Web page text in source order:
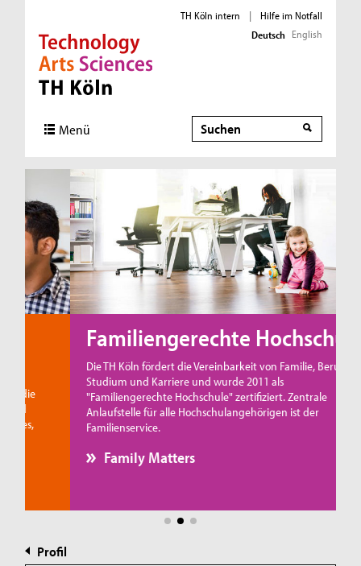
Direkt zur Hauptnavigation
Direkt zur Subnavigation
Direkt zum Inhalt
Direkt zum Fußbereich
TH Köln intern |
Hilfe im Notfall
Deutsch English
Menü Suche
Familiengerechte Hochschule
Die TH Köln fördert die Vereinbarkeit von Familie, Beruf,
Studium und Karriere und wurde 2011 als
"Familiengerechte Hochschule" zertifiziert. Zentrale
Anlaufstelle für alle Hochschulangehörigen ist der
Familienservice.
Family Matters
Profil